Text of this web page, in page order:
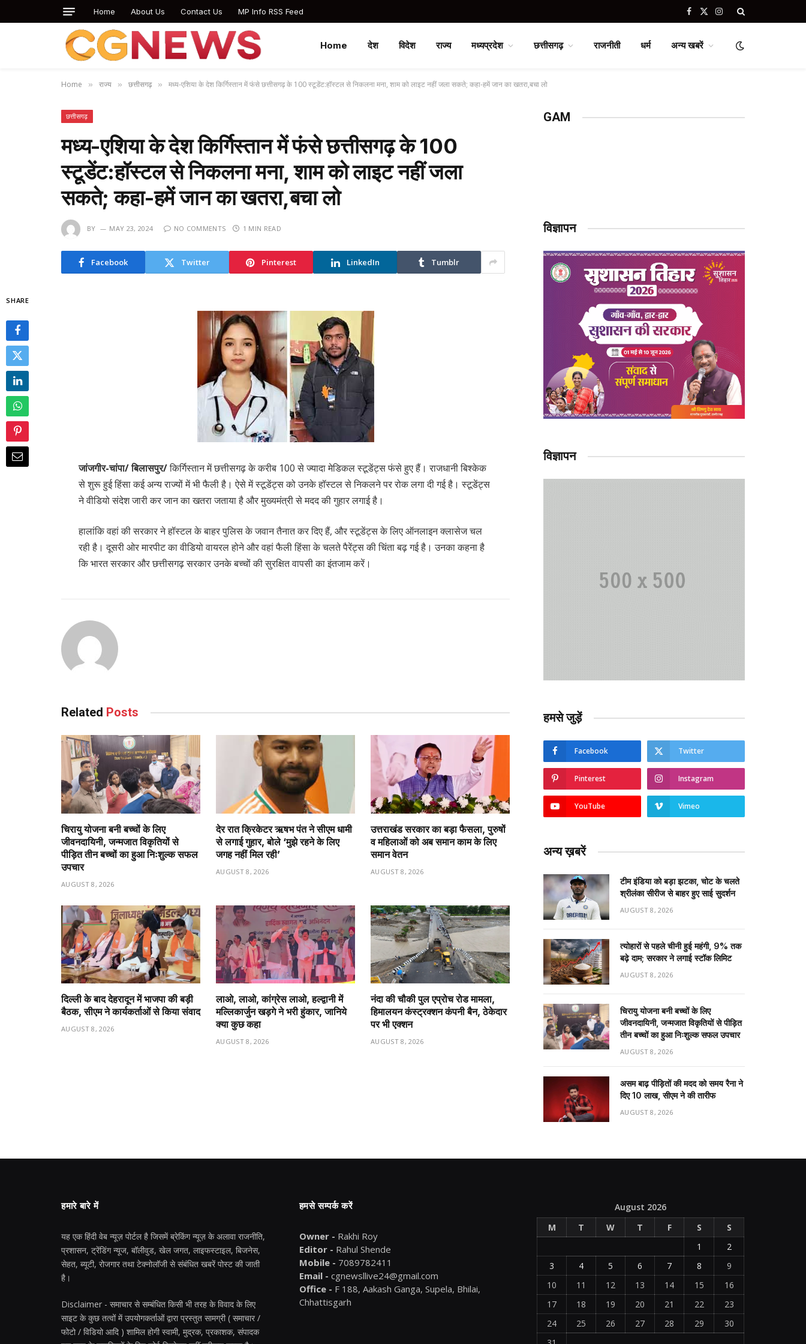
Home About Us Contact Us MP Info RSS Feed Facebook
X
Instagram
Home देश विदेश राज्य मध्यप्रदेश छत्तीसगढ़ राजनीती धर्म अन्य खबरें
Home » राज्य » छत्तीसगढ़ » मध्य-एशिया के देश किर्गिस्तान में फंसे छत्तीसगढ़ के 100 स्टूडेंट:हॉस्टल से निकलना मना, शाम को लाइट नहीं जला सकते; कहा-हमें जान का खतरा,बचा लो
छत्तीसगढ़
मध्य-एशिया के देश किर्गिस्तान में फंसे छत्तीसगढ़ के 100
स्टूडेंट:हॉस्टल से निकलना मना, शाम को लाइट नहीं जला
सकते; कहा-हमें जान का खतरा,बचा लो
BY MAY 23, 2024 NO COMMENTS 1 MIN READ
Facebook Twitter Pinterest LinkedIn Tumblr
SHARE
जांजगीर-चांपा/ बिलासपुर/किर्गिस्तान में छत्तीसगढ़ के करीब 100 से ज्यादा मेडिकल स्टूडेंट्स फंसे हुए हैं। राजधानी बिश्केक
से शुरू हुई हिंसा कई अन्य राज्यों में भी फैली है। ऐसे में स्टूडेंट्स को उनके हॉस्टल से निकलने पर रोक लगा दी गई है। स्टूडेंट्स
ने वीडियो संदेश जारी कर जान का खतरा जताया है और मुख्यमंत्री से मदद की गुहार लगाई है।
हालांकि वहां की सरकार ने हॉस्टल के बाहर पुलिस के जवान तैनात कर दिए हैं, और स्टूडेंट्स के लिए ऑनलाइन क्लासेज चल
रही है। दूसरी ओर मारपीट का वीडियो वायरल होने और वहां फैली हिंसा के चलते पैरेंट्स की चिंता बढ़ गई है। उनका कहना है
कि भारत सरकार और छत्तीसगढ़ सरकार उनके बच्चों की सुरक्षित वापसी का इंतजाम करें।
Related Posts
चिरायु योजना बनी बच्चों के लिए
जीवनदायिनी, जन्मजात विकृतियों से
पीड़ित तीन बच्चों का हुआ निःशुल्क सफल
उपचार
AUGUST 8, 2026
देर रात क्रिकेटर ऋषभ पंत ने सीएम धामी
से लगाई गुहार, बोले ‘मुझे रहने के लिए
जगह नहीं मिल रही’
AUGUST 8, 2026
उत्तराखंड सरकार का बड़ा फैसला, पुरुषों
व महिलाओं को अब समान काम के लिए
समान वेतन
AUGUST 8, 2026
दिल्ली के बाद देहरादून में भाजपा की बड़ी
बैठक, सीएम ने कार्यकर्ताओं से किया संवाद
AUGUST 8, 2026
लाओ, लाओ, कांग्रेस लाओ, हल्द्वानी में
मल्लिकार्जुन खड़गे ने भरी हुंकार, जानिये
क्या कुछ कहा
AUGUST 8, 2026
नंदा की चौकी पुल एप्रोच रोड मामला,
हिमालयन कंस्ट्रक्शन कंपनी बैन, ठेकेदार
पर भी एक्शन
AUGUST 8, 2026
GAM
विज्ञापन
विज्ञापन
हमसे जुड़ें
Facebook Twitter
Pinterest Instagram
YouTube Vimeo
अन्य ख़बरें
टीम इंडिया को बड़ा झटका, चोट के चलते
श्रीलंका सीरीज से बाहर हुए साई सुदर्शन
AUGUST 8, 2026
त्योहारों से पहले चीनी हुई महंगी, 9% तक
बढ़े दाम; सरकार ने लगाई स्टॉक लिमिट
AUGUST 8, 2026
चिरायु योजना बनी बच्चों के लिए
जीवनदायिनी, जन्मजात विकृतियों से पीड़ित
तीन बच्चों का हुआ निःशुल्क सफल उपचार
AUGUST 8, 2026
असम बाढ़ पीड़ितों की मदद को समय रैना ने
दिए 10 लाख, सीएम ने की तारीफ
AUGUST 8, 2026
हमारे बारे में
यह एक हिंदी वेब न्यूज़ पोर्टल है जिसमें ब्रेकिंग न्यूज़ के अलावा राजनीति,
प्रशासन, ट्रेंडिंग न्यूज, बॉलीवुड, खेल जगत, लाइफस्टाइल, बिजनेस,
सेहत, ब्यूटी, रोजगार तथा टेक्नोलॉजी से संबंधित खबरें पोस्ट की जाती
है।
Disclaimer - समाचार से सम्बंधित किसी भी तरह के विवाद के लिए
साइट के कुछ तत्वों में उपयोगकर्ताओं द्वारा प्रस्तुत सामग्री ( समाचार /
फोटो / विडियो आदि ) शामिल होगी स्वामी, मुद्रक, प्रकाशक, संपादक
हमसे सम्पर्क करें
Owner - Rakhi Roy
Editor - Rahul Shende
Mobile - 7089782411
Email - cgnewsllive24@gmail.com
Office - F 188, Aakash Ganga, Supela, Bhilai,
Chhattisgarh
August 2026
M
T W T F S
S
1
2
3
4 5 6 7 8
9
10
11 12 13 14 15
16
17
18 19 20 21 22
23
24
25 26 27 28 29
30